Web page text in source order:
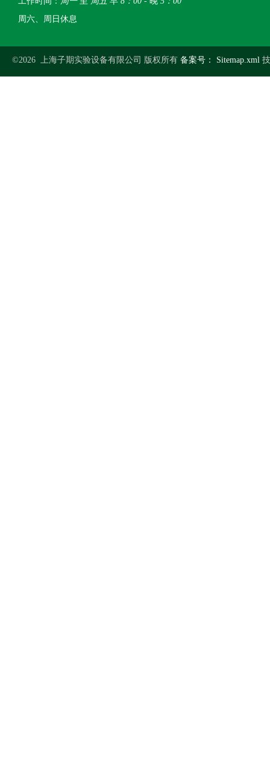
周六、周日休息
©2026 上海子期实验设备有限公司 版权所有 备案号： Sitemap.xml